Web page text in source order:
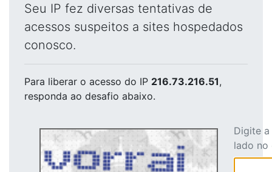
Seu IP fez diversas tentativas de
acessos suspeitos a sites hospedados
conosco.
Para liberar o acesso do IP 216.73.216.51,
responda ao desafio abaixo.
Digite
lado no